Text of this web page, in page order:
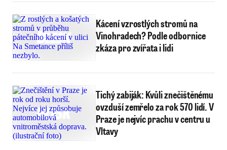
Kácení vzrostlých stromů na
Vinohradech? Podle odbornice
zkáza pro zvířata i lidi
Tichý zabiják: Kvůli znečištěnému
ovzduší zemřelo za rok 570 lidí. V
Praze je nejvíc prachu v centru u
Vltavy